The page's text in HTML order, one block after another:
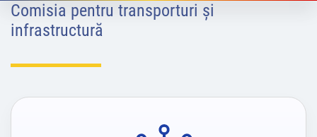
Comisia pentru transporturi şi
infrastructură